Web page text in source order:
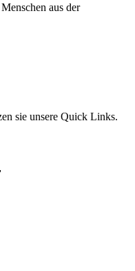
aus der
sie unsere Quick Links.